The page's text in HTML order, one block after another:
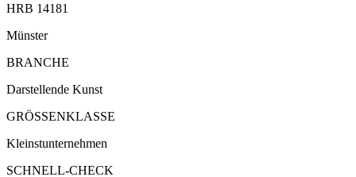
HRB 14181
Münster
BRANCHE
Darstellende Kunst
GRÖSSENKLASSE
Kleinstunternehmen
SCHNELL-CHECK